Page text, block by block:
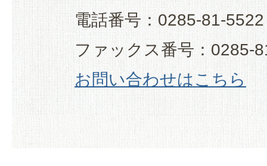
電話番号：0285-81-5522
ファックス番号：0285-
お問い合わせはこちら